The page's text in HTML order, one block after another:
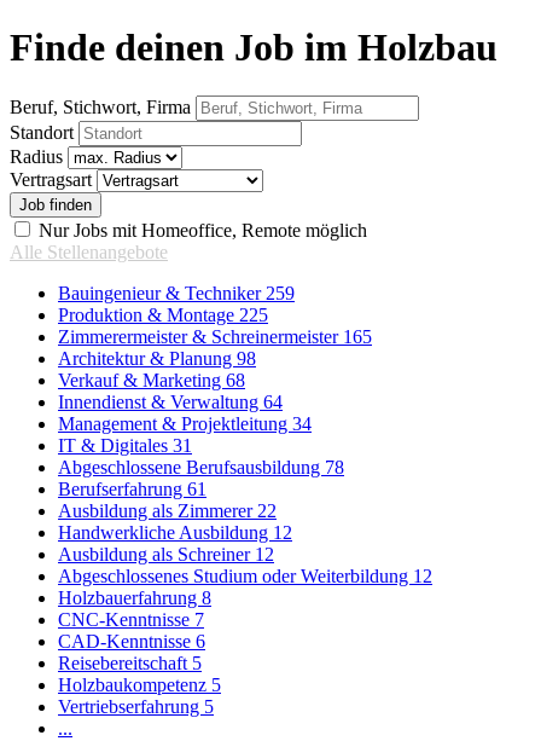
Finde deinen Job im Holzbau
Beruf, Stichwort, Firma
Standort
Radius
Vertragsart
Nur Jobs mit Homeoffice, Remote möglich
Alle Stellenangebote
Bauingenieur & Techniker 259
Produktion & Montage 225
Zimmerermeister & Schreinermeister 165
Architektur & Planung 98
Verkauf & Marketing 68
Innendienst & Verwaltung 64
Management & Projektleitung 34
IT & Digitales 31
Abgeschlossene Berufsausbildung 78
Berufserfahrung 61
Ausbildung als Zimmerer 22
Handwerkliche Ausbildung 12
Ausbildung als Schreiner 12
Abgeschlossenes Studium oder Weiterbildung 12
Holzbauerfahrung 8
CNC-Kenntnisse 7
CAD-Kenntnisse 6
Reisebereitschaft 5
Holzbaukompetenz 5
Vertriebserfahrung 5
...